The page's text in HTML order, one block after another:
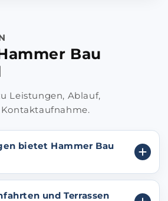
Bau
Leistungen, Ablauf,
bietet Hammer Bau
und Terrassen